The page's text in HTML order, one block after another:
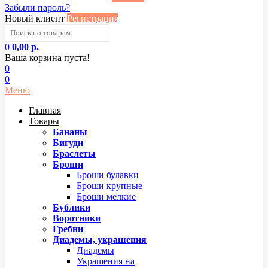
Забыли пароль?
Новый клиент Регистрация
0 0,00 р.
Ваша корзина пуста!
0
0
Меню
Главная
Товары
Бананы
Бигуди
Браслеты
Броши
Броши булавки
Броши крупные
Броши мелкие
Бублики
Воротники
Гребни
Диадемы, украшения
Диадемы
Украшения на